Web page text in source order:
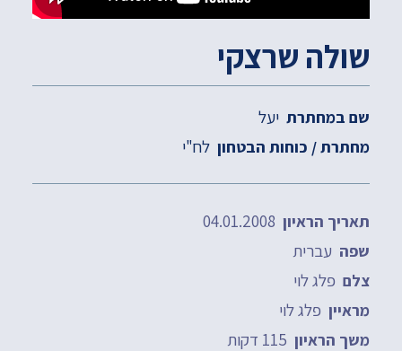
שולה שרצקי
שם במחתרת יעל
מחתרת / כוחות הבטחון לח"י
תאריך הראיון
שפה עברית
צלם פלג לוי
מראיין פלג לוי
משך הראיון